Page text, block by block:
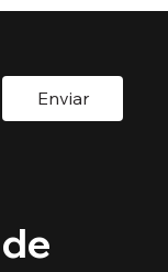
Enviar